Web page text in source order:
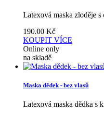
Latexová maska zloděje s
190.00 Kč
KOUPIT VÍCE
Online only
na skladě
Maska dědek - bez vlasů
Latexová maska dědka s